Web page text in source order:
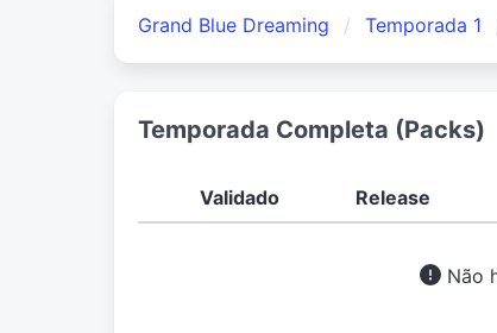
Grand Blue Dreaming Temporada 1
Temporada Completa (Packs)
Validado Release
Não